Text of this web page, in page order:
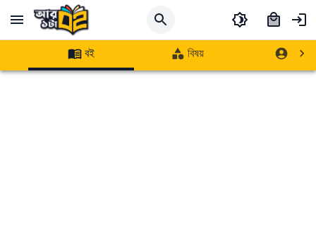
বই বিষয় লেখক